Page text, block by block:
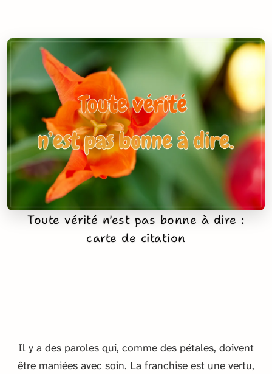
Toute vérité n'est pas bonne à dire :
carte de citation
Il y a des paroles qui, comme des pétales, doivent
être maniées avec soin. La franchise est une vertu,